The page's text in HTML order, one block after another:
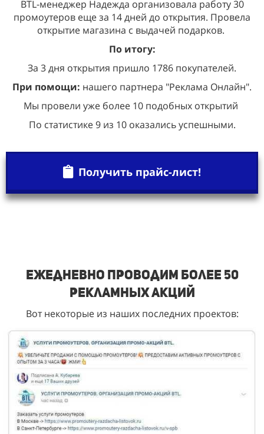
BTL-менеджер Надежда организовала работу 30
промоутеров еще за 14 дней до открытия. Провела
открытие магазина с выдачей подарков.
По итогу:
За 3 дня открытия пришло 1786 покупателей.
При помощи: нашего партнера "Реклама Онлайн".
Мы провели уже более 10 подобных открытий
По статистике 9 из 10 оказались успешными.
Получить прайс-лист!
Ежедневно проводим более 50
рекламных акций
Вот некоторые из наших последних проектов: